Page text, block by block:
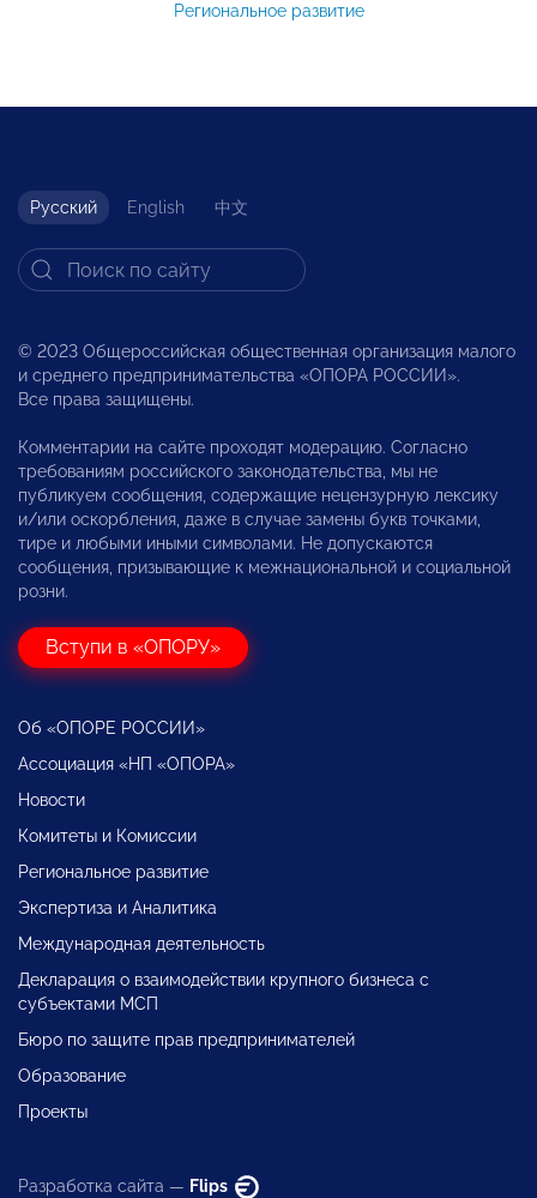
Региональное развитие
Русский English 中文
© 2023 Общероссийская общественная организация малого
и среднего предпринимательства «ОПОРА РОССИИ».
Все права защищены.
Комментарии на сайте проходят модерацию. Согласно
требованиям российского законодательства, мы не
публикуем сообщения, содержащие нецензурную лексику
и/или оскорбления, даже в случае замены букв точками,
тире и любыми иными символами. Не допускаются
сообщения, призывающие к межнациональной и социальной
розни.
Вступи в «ОПОРУ»
Об «ОПОРЕ РОССИИ»
Ассоциация «НП «ОПОРА»
Новости
Комитеты и Комиссии
Региональное развитие
Экспертиза и Аналитика
Международная деятельность
Декларация о взаимодействии крупного бизнеса с
субъектами МСП
Бюро по защите прав предпринимателей
Образование
Проекты
Разработка сайта — Flips